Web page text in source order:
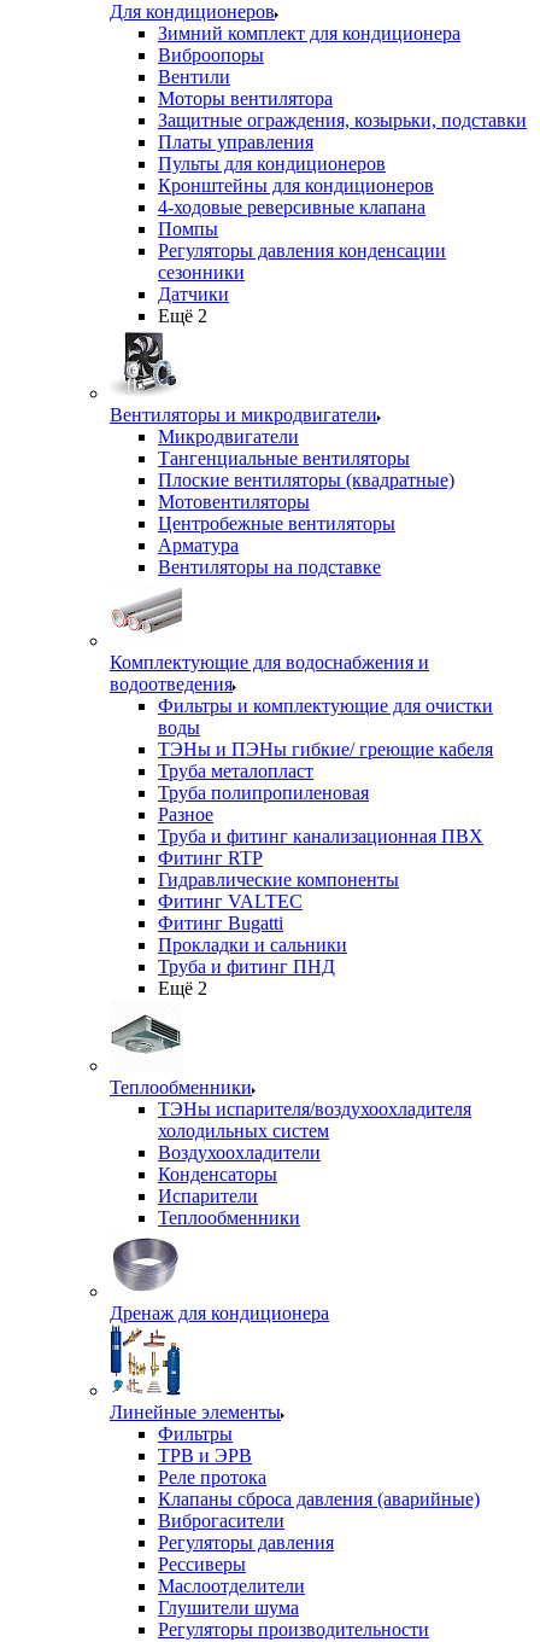
Для кондиционеров
Зимний комплект для кондиционера
Виброопоры
Вентили
Моторы вентилятора
Защитные ограждения, козырьки, подставки
Платы управления
Пульты для кондиционеров
Кронштейны для кондиционеров
4-ходовые реверсивные клапана
Помпы
Регуляторы давления конденсации
сезонники
Датчики
Ещё 2
Вентиляторы и микродвигатели
Микродвигатели
Тангенциальные вентиляторы
Плоские вентиляторы (квадратные)
Мотовентиляторы
Центробежные вентиляторы
Арматура
Вентиляторы на подставке
Комплектующие для водоснабжения и
водоотведения
Фильтры и комплектующие для очистки
воды
ТЭНы и ПЭНы гибкие/ греющие кабеля
Труба металопласт
Труба полипропиленовая
Разное
Труба и фитинг канализационная ПВХ
Фитинг RTP
Гидравлические компоненты
Фитинг VALTEC
Фитинг Bugatti
Прокладки и сальники
Труба и фитинг ПНД
Ещё 2
Теплообменники
ТЭНы испарителя/воздухоохладителя
холодильных систем
Воздухоохладители
Конденсаторы
Испарители
Теплообменники
Дренаж для кондиционера
Линейные элементы
Фильтры
ТРВ и ЭРВ
Реле протока
Клапаны сброса давления (аварийные)
Виброгасители
Регуляторы давления
Рессиверы
Маслоотделители
Глушители шума
Регуляторы производительности